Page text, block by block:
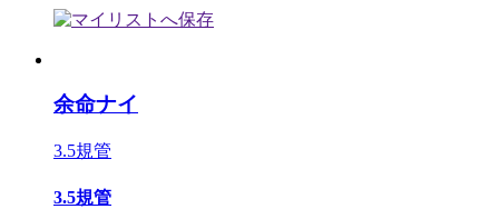
余命ナイ
3.5規管
3.5規管